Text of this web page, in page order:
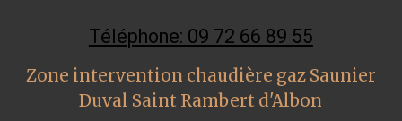
Téléphone: 09 72 66 89 55
Zone intervention chaudière gaz Saunier
Duval Saint Rambert d'Albon